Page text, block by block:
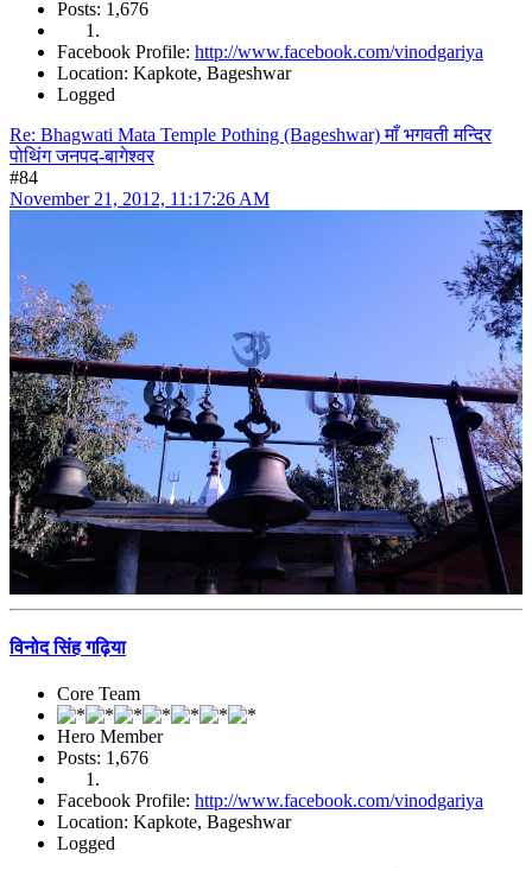
Posts: 1,676
Facebook Profile: http://www.facebook.com/vinodgariya
Location: Kapkote, Bageshwar
Logged
Re: Bhagwati Mata Temple Pothing (Bageshwar) माँ भगवती मन्दिर
पोथिंग जनपद-बागेश्वर
#84
November 21, 2012, 11:17:26 AM
विनोद सिंह गढ़िया
Core Team
Hero Member
Posts: 1,676
Facebook Profile: http://www.facebook.com/vinodgariya
Location: Kapkote, Bageshwar
Logged